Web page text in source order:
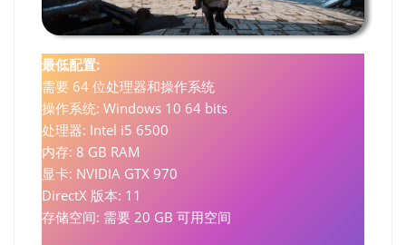
最低配置:
需要 64 位处理器和操作系统
操作系统: Windows 10 64 bits
处理器: Intel i5 6500
内存: 8 GB RAM
显卡: NVIDIA GTX 970
DirectX 版本: 11
存储空间: 需要 20 GB 可用空间